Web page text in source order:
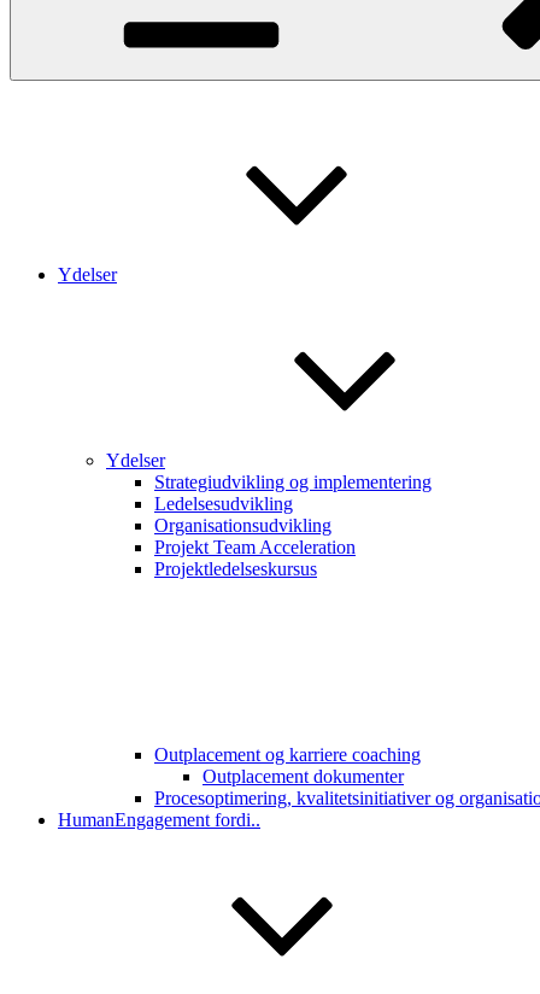
Ydelser
Ydelser
Strategiudvikling og implementering
Ledelsesudvikling
Organisationsudvikling
Projekt Team Acceleration
Projektledelseskursus
Outplacement og karriere coaching
Outplacement dokumenter
Procesoptimering, kvalitetsinitiativer og
HumanEngagement fordi..